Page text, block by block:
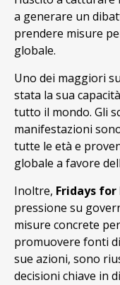
a generare un
prendere misure
globale.
Uno dei maggiori
stata la sua
tutto il mondo. Gli
manifestazioni
tutte le età e
globale a favore
Inoltre, Fridays for
pressione su
misure concrete
promuovere fonti
sue azioni, sono
decisioni chiave in